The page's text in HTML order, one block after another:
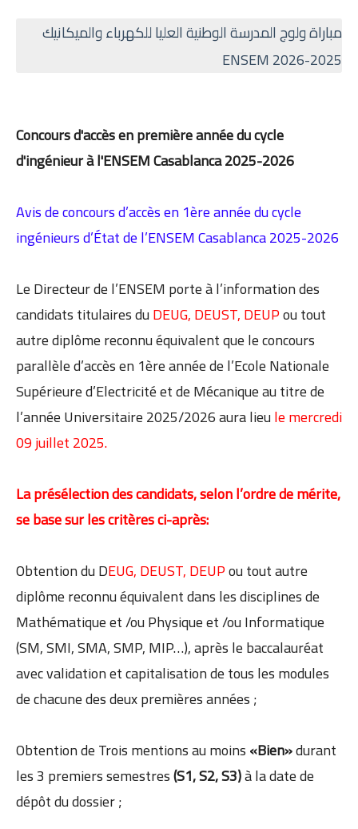
مباراة ولوج المدرسة الوطنية العليا للكهرباء والميكانيك
2025-2026 ENSEM
Concours d'accès en première année du cycle
d'ingénieur à l'ENSEM Casablanca 2025-2026
Avis de concours d’accès en 1ère année du cycle
ingénieurs d’État de l’ENSEM Casablanca 2025-2026
Le Directeur de l’ENSEM porte à l’information des
candidats titulaires duDEUG, DEUST, DEUPou tout
autre diplôme reconnu équivalent que le concours
parallèle d’accès en 1ère année de l’Ecole Nationale
Supérieure d’Electricité et de Mécanique au titre de
l’année Universitaire 2025/2026 aura lieule mercredi
09 juillet 2025.
La présélection des candidats, selon l’ordre de mérite,
se base sur les critères ci-après:
Obtention du DEUG, DEUST, DEUPou tout autre
diplôme reconnu équivalent dans les disciplines de
Mathématique et /ou Physique et /ou Informatique
(SM, SMI, SMA, SMP, MIP…), après le baccalauréat
avec validation et capitalisation de tous les modules
de chacune des deux premières années ;
Obtention de Trois mentions au moins«Bien»durant
les 3 premiers semestres(S1, S2, S3)à la date de
dépôt du dossier ;